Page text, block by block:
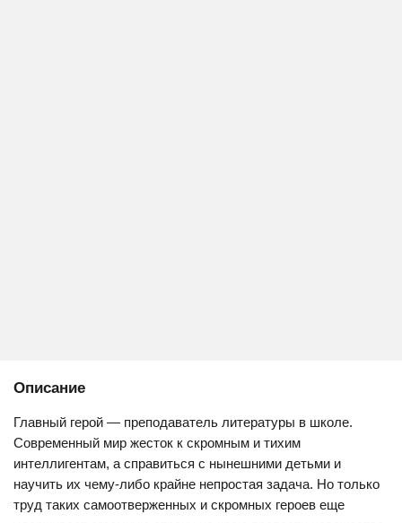
Описание
Главный герой — преподаватель литературы в школе.
Современный мир жесток к скромным и тихим
интеллигентам, а справиться с нынешними детьми и
научить их чему-либо крайне непростая задача. Но только
труд таких самоотверженных и скромных героев еще